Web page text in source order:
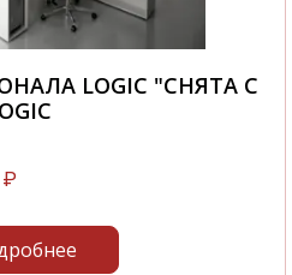
LOGIC "СНЯТА С
₽